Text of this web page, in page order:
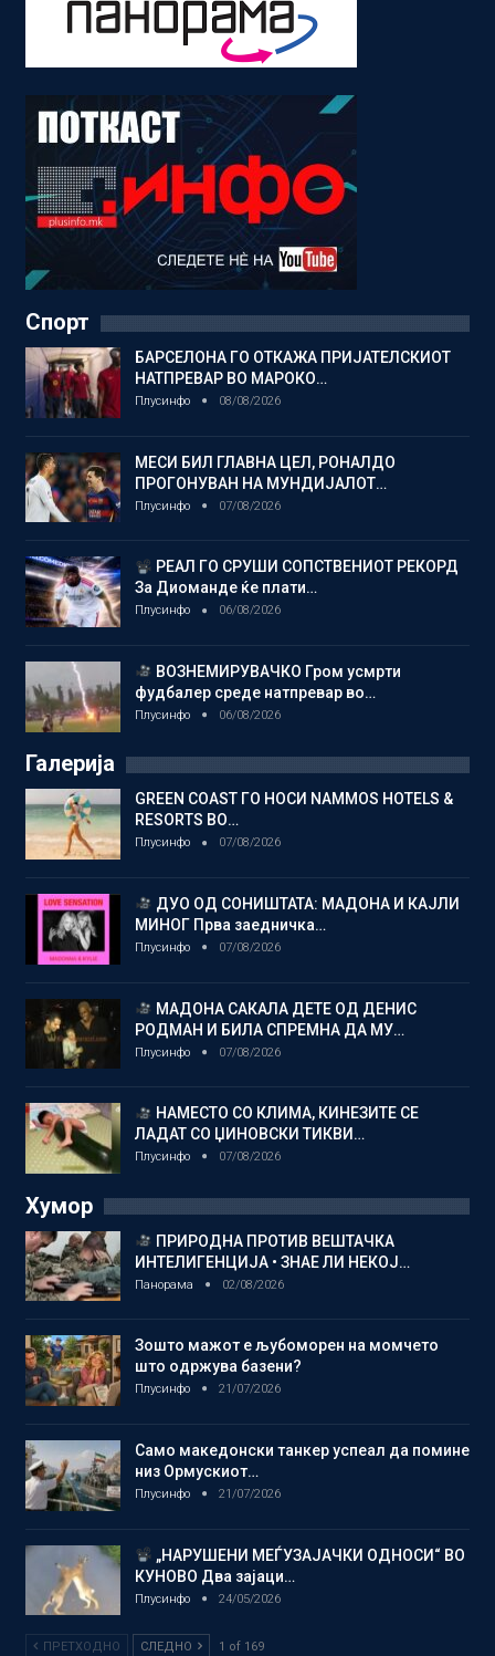
Спорт
БАРСЕЛОНА ГО ОТКАЖА ПРИЈАТЕЛСКИОТ
НАТПРЕВАР ВО МАРОКО…
Плусинфо 08/08/2026
МЕСИ БИЛ ГЛАВНА ЦЕЛ, РОНАЛДО
ПРОГОНУВАН НА МУНДИЈАЛОТ…
Плусинфо 07/08/2026
РЕАЛ ГО СРУШИ СОПСТВЕНИОТ РЕКОРД
За Диоманде ќе плати…
Плусинфо 06/08/2026
ВОЗНЕМИРУВАЧКО Гром усмрти
фудбалер среде натпревар во…
Плусинфо 06/08/2026
Галерија
GREEN COAST ГО НОСИ NAMMOS HOTELS &
RESORTS ВО…
Плусинфо 07/08/2026
ДУО ОД СОНИШТАТА: МАДОНА И КАЈЛИ
МИНОГ Прва заедничка…
Плусинфо 07/08/2026
МАДОНА САКАЛА ДЕТЕ ОД ДЕНИС
РОДМАН И БИЛА СПРЕМНА ДА МУ…
Плусинфо 07/08/2026
НАМЕСТО СО КЛИМА, КИНЕЗИТЕ СЕ
ЛАДАТ СО ЏИНОВСКИ ТИКВИ…
Плусинфо 07/08/2026
Хумор
ПРИРОДНА ПРОТИВ ВЕШТАЧКА
ИНТЕЛИГЕНЦИЈА • ЗНАЕ ЛИ НЕКОЈ…
Панорама 02/08/2026
Зошто мажот е љубоморен на момчето
што одржува базени?
Плусинфо 21/07/2026
Само македонски танкер успеал да помине
низ Ормускиот…
Плусинфо 21/07/2026
„НАРУШЕНИ МЕЃУЗАЈАЧКИ ОДНОСИ“ ВО
КУНОВО Два зајаци…
Плусинфо 24/05/2026
ПРЕТХОДНО СЛЕДНО 1 of 169